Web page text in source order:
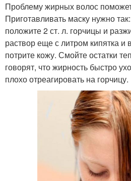
Проблему жирных волос
Приготавливать маску нужно
положите 2 ст. л. горчицы и
раствор еще с литром кипятка
потрите кожу. Смойте остатки
говорят, что жирность быстро
плохо отреагировать на горчицу.